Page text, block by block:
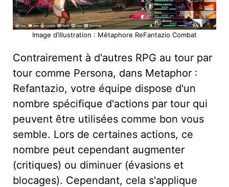
Image d’illustration : Métaphore ReFantazio Combat
Contrairement à d'autres RPG au tour par
tour comme Persona, dans Metaphor :
Refantazio, votre équipe dispose d'un
nombre spécifique d'actions par tour qui
peuvent être utilisées comme bon vous
semble. Lors de certaines actions, ce
nombre peut cependant augmenter
(critiques) ou diminuer (évasions et
blocages). Cependant, cela s'applique